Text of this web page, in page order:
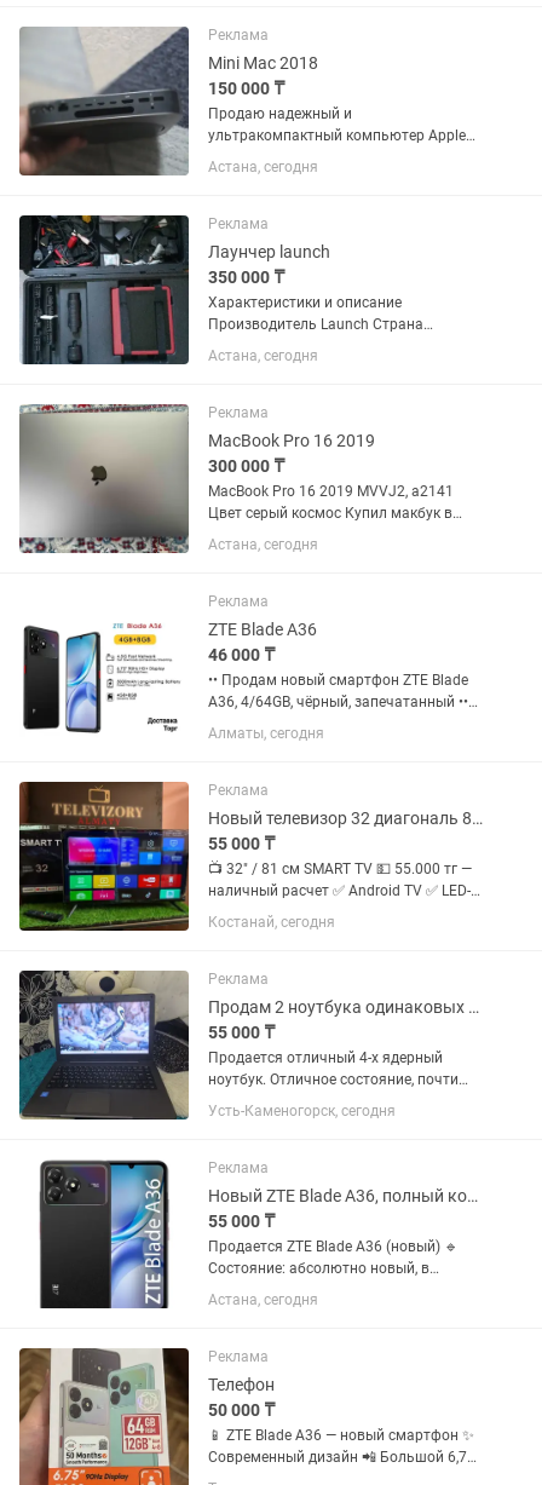
Отличный вариант для игр, работы,...
Реклама
Mini Mac 2018
150 000 ₸
Продаю надежный и
ультракомпактный компьютер Apple
Mac mini 2018 года в стильном цвете
Space Gray. Отличный выбор для
использования в качестве
домашнего...
Астана, сегодня
Реклама
Лаунчер launch
350 000 ₸
Характеристики и описание
Производитель Launch Страна
производительКитай Чтение и
стирание кодов неисправностейДа
системыДа Управление
исполнительными...
Астана, сегодня
Реклама
MacBook Pro 16 2019
300 000 ₸
MacBook Pro 16 2019 MVVJ2, a2141
Цвет серый космос Купил макбук в
2020 году с США. Активно использовал
в период Магистратуры в Англии с
ноутбук домашний, не...
Астана, сегодня
Реклама
ZTE Blade A36
46 000 ₸
•• Продам новый смартфон ZTE Blade
A36, 4/64GB, чёрный, запечатанный ••
ДОСТАВКА БЕСПЛАТНАЯ! (Алматы)
частота обновления 90...
Алматы, сегодня
Реклама
Новый телевизор 32 диагональ 81 см смарт тв с интернетом
55 000 ₸
📺 32" / 81 см SMART TV 💵 55.000 тг —
наличный расчет ✅ Android TV ✅ LED-
подсветка ✅ 4-ядерный процессор ✅
Память 8 GB ✅ Разрешение HD
Wi-Fi, YouTube, онлайн...
Костанай, сегодня
Реклама
Продам 2 ноутбука одинаковых в отличном состоянии
55 000 ₸
Продается отличный 4-х ядерный
ноутбук. Отличное состояние, почти
как новый. Процессор Pentium 4 ядра с
частотой 2.6GHz. По
5250u, чего будет предостаточно для...
Усть-Каменогорск, сегодня
Реклама
Новый ZTE Blade A36, полный комплект
55 000 ₸
Продается ZTE Blade A36 (новый) 🔹
Состояние: абсолютно новый, в
заводской упаковке, не вскрывался. 🔹
Память: 64 ГБ. 🔹 Оперативная
расширением). 🔹 Экран: 6.75”, 90 Гц.
🔹...
Астана, сегодня
Реклама
Телефон
50 000 ₸
📱 ZTE Blade A36 — новый смартфон ✨
Современный дизайн 📲 Большой 6,75″
дисплей 90 Гц 🔋 Мощная батарея 5000